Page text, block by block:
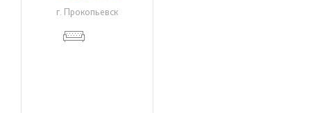
г. Прокопьевск